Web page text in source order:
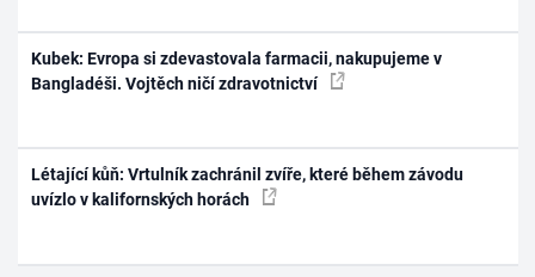
Kubek: Evropa si zdevastovala farmacii, nakupujeme v
Bangladéši. Vojtěch ničí zdravotnictví
Létající kůň: Vrtulník zachránil zvíře, které během závodu
uvízlo v kalifornských horách